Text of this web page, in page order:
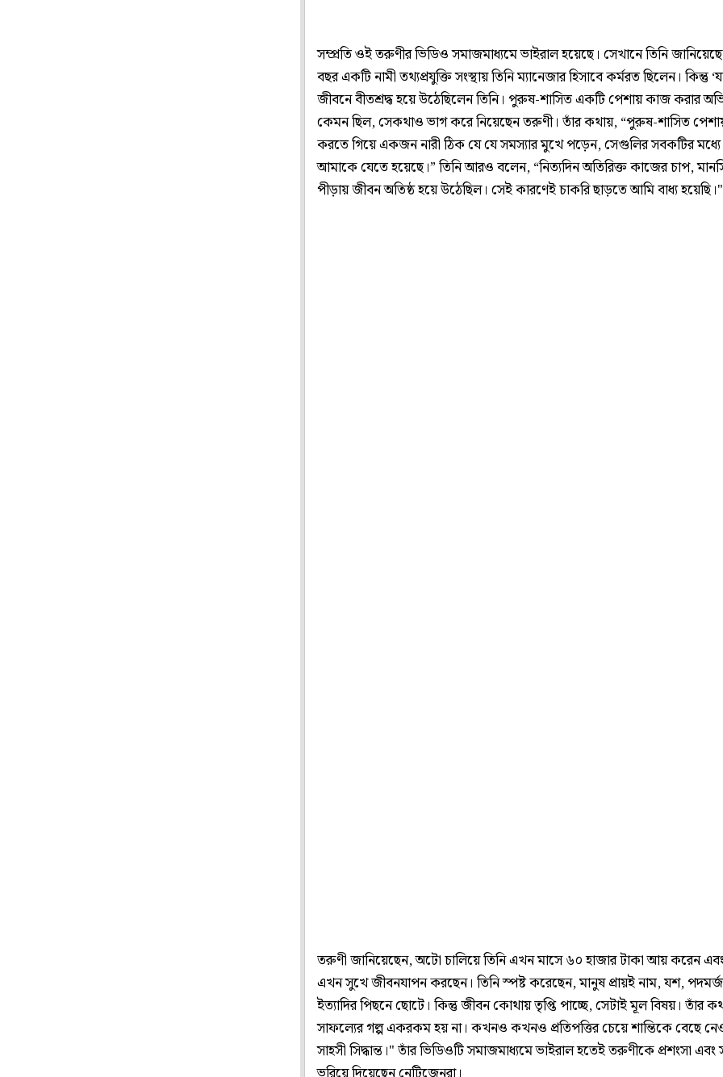
সম্প্রতি ওই তরুণীর ভিডিও সমাজমাধ্যমে ভাইরাল হয়েছে। সেখানে তিনি
বছর একটি নামী তথ্যপ্রযুক্তি সংস্থায় তিনি ম্যানেজার হিসাবে কর্মরত ছিলেন। কিন্তু
জীবনে বীতশ্রদ্ধ হয়ে উঠেছিলেন তিনি। পুরুষ-শাসিত একটি পেশায় কাজ করার
কেমন ছিল, সেকথাও ভাগ করে নিয়েছেন তরুণী। তাঁর কথায়, “পুরুষ-শাসিত
করতে গিয়ে একজন নারী ঠিক যে যে সমস্যার মুখে পড়েন, সেগুলির সবকটির মধ্যে
আমাকে যেতে হয়েছে।” তিনি আরও বলেন, “নিত্যদিন অতিরিক্ত কাজের চাপ,
পীড়ায় জীবন অতিষ্ঠ হয়ে উঠেছিল। সেই কারণেই চাকরি ছাড়তে আমি বাধ্য হয়েছি।"
তরুণী জানিয়েছেন, অটো চালিয়ে তিনি এখন মাসে ৬০ হাজার টাকা আয় করেন
এখন সুখে জীবনযাপন করছেন। তিনি স্পষ্ট করেছেন, মানুষ প্রায়ই নাম, যশ,
ইত্যাদির পিছনে ছোটে। কিন্তু জীবন কোথায় তৃপ্তি পাচ্ছে, সেটাই মূল বিষয়। তাঁর
সাফল্যের গল্প একরকম হয় না। কখনও কখনও প্রতিপত্তির চেয়ে শান্তিকে বেছে
সাহসী সিদ্ধান্ত।" তাঁর ভিডিওটি সমাজমাধ্যমে ভাইরাল হতেই তরুণীকে প্রশংসা এবং